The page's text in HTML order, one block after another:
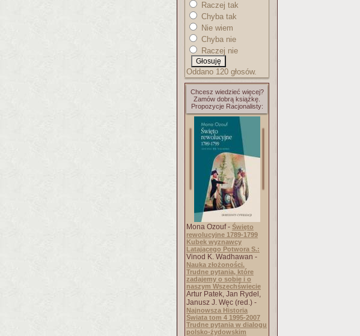
Raczej tak
Chyba tak
Nie wiem
Chyba nie
Raczej nie
Oddano 120 głosów.
Chcesz wiedzieć więcej?
Zamów dobrą książkę.
Propozycje Racjonalisty:
Mona Ozouf - Święto
rewolucyjne 1789-1799
Kubek wyznawcy
Latającego Potwora S.:
Vinod K. Wadhawan -
Nauka złożoności.
Trudne pytania, które
zadajemy o sobie i o
naszym Wszechświecie
Artur Patek, Jan Rydel,
Janusz J. Węc (red.) -
Najnowsza Historia
Świata tom 4 1995-2007
Trudne pytania w dialogu
polsko-żydowskim